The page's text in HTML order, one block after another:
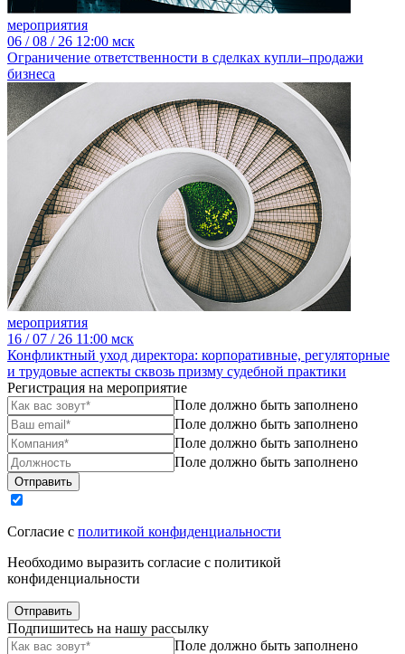
мероприятия
06 / 08 / 26 12:00 мск
Ограничение ответственности в сделках купли–продажи
бизнеса
мероприятия
16 / 07 / 26 11:00 мск
Конфликтный уход директора: корпоративные, регуляторные
и трудовые аспекты сквозь призму судебной практики
Регистрация на мероприятие
Поле должно быть заполнено
Поле должно быть заполнено
Поле должно быть заполнено
Поле должно быть заполнено
Отправить
Согласие с политикой конфиденциальности
Необходимо выразить согласие с политикой
конфиденциальности
Отправить
Подпишитесь на нашу рассылку
Поле должно быть заполнено